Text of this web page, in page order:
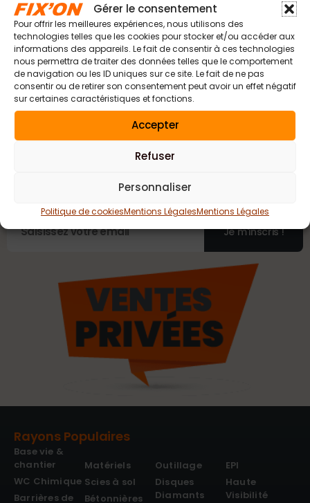
Gérer le consentement
Pour offrir les meilleures expériences, nous utilisons des
technologies telles que les cookies pour stocker et/ou accéder aux
informations des appareils. Le fait de consentir à ces technologies
nous permettra de traiter des données telles que le comportement
de navigation ou les ID uniques sur ce site. Le fait de ne pas
consentir ou de retirer son consentement peut avoir un effet négatif
sur certaines caractéristiques et fonctions.
Accepter
Refuser
Personnaliser
Politique de cookiesMentions LégalesMentions Légales
À VOTRE ÉCOUTE
L'équipe Fix'on est à votre service du Lundi au Vendredi
de 6h30 à 17h00 non stop. Appellez au 04 94 420 420
ou contactez nous par email à contact@fix-on.fr
Ventes Privées chaque semaine !!
directement dans votre boite mail!
Je m'inscris !
Rayons Populaires
Base vie &
chantier
WC Chimique
Barrières de
Matériels
Scies à sol
Bétonnières
Outillage
Disques
Diamants
EPI
Haute
Visibilité